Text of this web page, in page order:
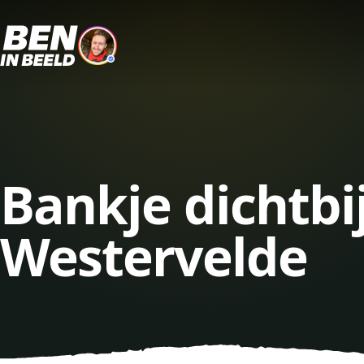
Bankje
Westervelde